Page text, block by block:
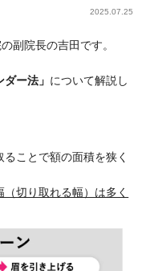
2025.07.25
副院長の吉田です。
ダー法」 について解説し
ことで額の面積を狭く
切り取れる幅）は多く